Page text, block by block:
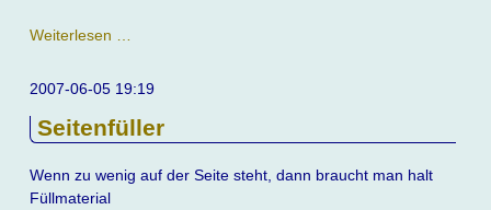
Weiterlesen …
Website
2007-06-05 19:19
Seitenfüller
Wenn zu wenig auf der Seite steht, dann braucht man halt
Füllmaterial